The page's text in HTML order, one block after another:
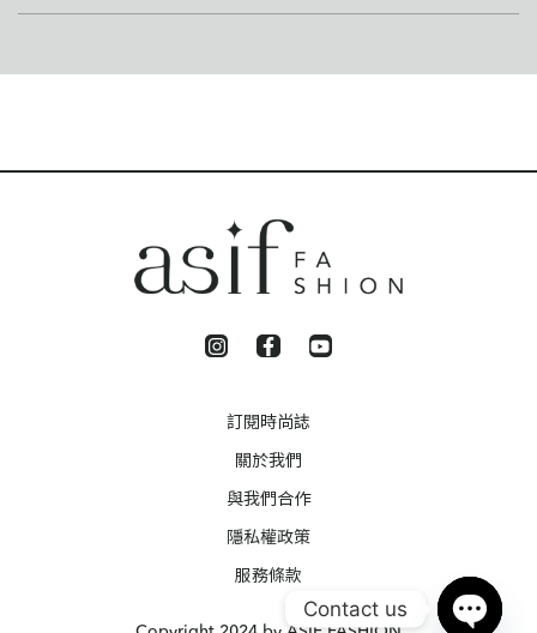
訂閱時尚誌
關於我們
與我們合作
隱私權政策
服務條款
Contact us